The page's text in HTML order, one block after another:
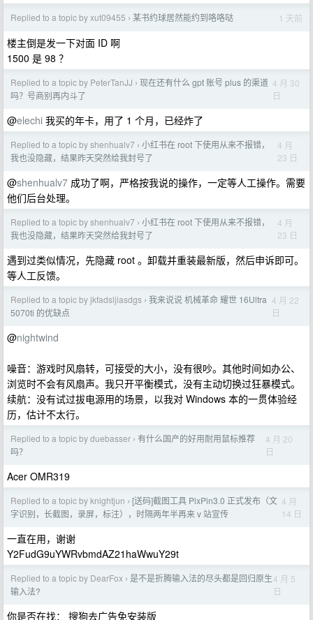
Replied to a topic by xut09455 › 某书约球居然能约到咯咯哒 1 天前
楼主倒是发一下对面 ID 啊
1500 是 98 ？
Replied to a topic by PeterTanJJ › 现在还有什么 gpt 账号 plus 的渠道
吗？号商别再内斗了
4 月 30
日
@elechi 我买的年卡，用了 1 个月，已经炸了
Replied to a topic by shenhualv7 › 小红书在 root 下使用从来不报错，
我也没隐藏，结果昨天突然给我封号了
4 月
23 日
@shenhualv7 成功了啊，严格按我说的操作，一定等人工操作。需要
他们后台处理。
Replied to a topic by shenhualv7 › 小红书在 root 下使用从来不报错，
我也没隐藏，结果昨天突然给我封号了
4 月
23 日
遇到过类似情况，先隐藏 root 。卸载并重装最新版，然后申诉即可。
等人工反馈。
Replied to a topic by jkfadsljlasdgs › 我来说说 机械革命 耀世 16Ultra
5070ti 的优缺点
4 月 22
日
@nightwind
噪音：游戏时风扇转，可接受的大小，没有很吵。其他时间如办公、
浏览时不会有风扇声。我只开平衡模式，没有主动切换过狂暴模式。
续航：没有试过拔电源用的场景，以我对 Windows 本的一贯体验经
历，估计不太行。
Replied to a topic by duebasser › 有什么国产的好用耐用鼠标推荐
吗？
4 月 20
日
Acer OMR319
Replied to a topic by knightjun › [送码]截图工具 PixPin3.0 正式发布（文
字识别，长截图，录屏，标注），时隔两年半再来 v 站宣传
4 月
14 日
一直在用，谢谢
Y2FudG9uYWRvbmdAZ21haWwuY29t
Replied to a topic by DearFox › 是不是折腾输入法的尽头都是回归原生
输入法?
4 月 5
日
你是否在找： 搜狗去广告免安装版